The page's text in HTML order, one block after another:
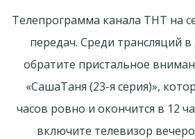
Телепрограмма канала ТНТ на
передач. Среди трансляций
обратите пристальное
«CaшаТаня (23-я серия)»,
часов ровно и окончится в 12
включите телевизор